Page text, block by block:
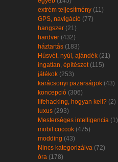
extrém teljesítmény (11)
GPS, navigáció (77)
hangszer (21)
hardver (432)
háztartás (183)
Húsvét, nyúl, ajándék (21)
ingatlan, építészet (115)
játékok (253)
karácsonyi pazarságok (43)
koncepció (306)
lifehacking, hogyan kell? (2)
luxus (293)
Mesterséges intelligencia (1)
mobil cuccok (475)
modding (43)
Nincs kategorizálva (72)
óra (178)